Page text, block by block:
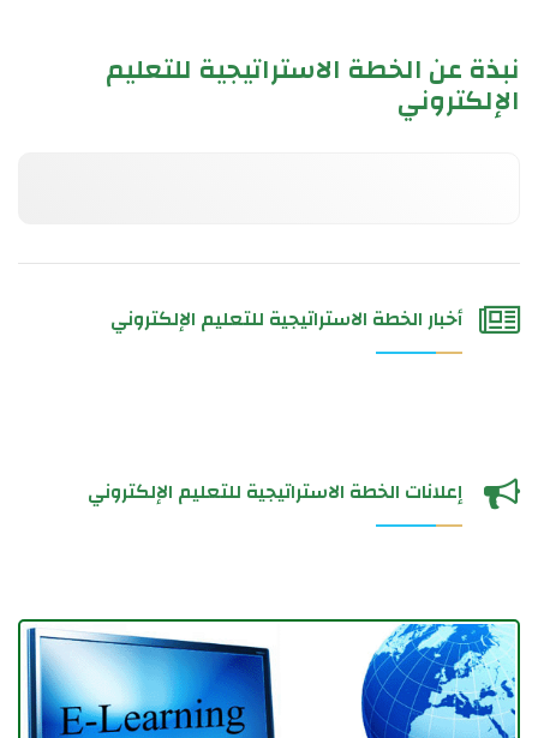
نبذة عن الخطة الاستراتيجية للتعليم
الإلكتروني
أخبار الخطة الاستراتيجية للتعليم الإلكتروني
إعلانات الخطة الاستراتيجية للتعليم الإلكتروني